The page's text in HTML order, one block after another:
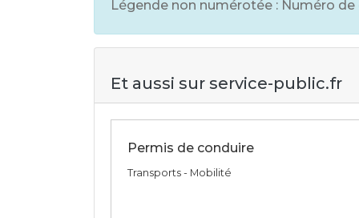
Légende non numérotée : Numéro
Et aussi sur service-public.fr
Permis de conduire
Transports - Mobilité